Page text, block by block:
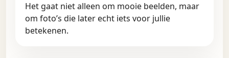
Het gaat niet alleen om mooie beelden, maar
om foto’s die later echt iets voor jullie
betekenen.